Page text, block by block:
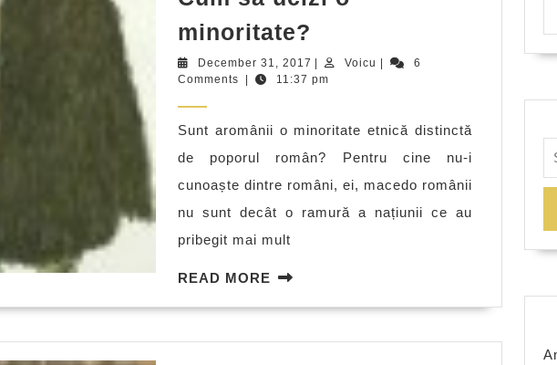
minoritate?
să
ucizi
minoritate?
December 31, 2017 December
31,
Voicu Voicu
6
Comments
11:37 pm
Sunt aromânii o minoritate etnică distinctă
de poporul român? Pentru cine nu-i
cunoaște dintre români, ei, macedo românii
nu sunt decât o ramură a națiunii ce au
pribegit mai mult
READ MORE READ